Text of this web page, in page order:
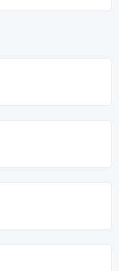
görüntülenemiyor.
bulunuyor.
olmalı.